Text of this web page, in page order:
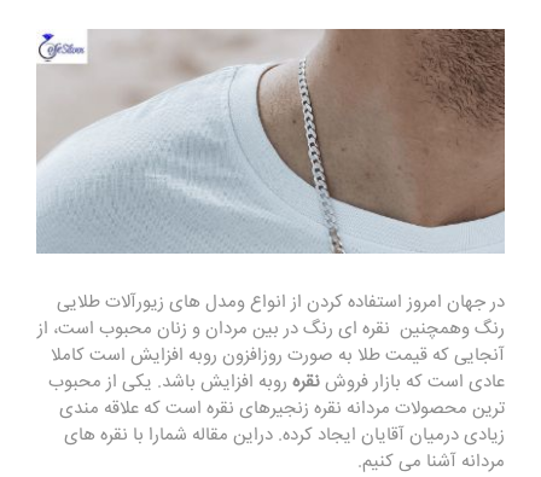
در جهان امروز استفاده کردن از انواع ومدل های زیورآلات طلایی
رنگ وهمچنین نقره ای رنگ در بین مردان و زنان محبوب است، از
آنجایی که قیمت طلا به صورت روزافزون روبه افزایش است کاملا
عادی است که بازار فروشنقره روبه افزایش باشد. یکی از محبوب
ترین محصولات مردانه نقره زنجیرهای نقره است که علاقه مندی
زیادی درمیان آقایان ایجاد کرده. دراین مقاله شمارا با نقره های
مردانه آشنا می کنیم.